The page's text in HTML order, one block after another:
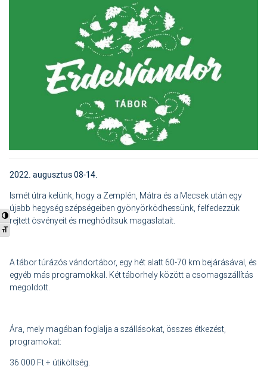
Nagy kontraszt váltása
Betűméret váltása
2022. augusztus 08-14.
Ismét útra kelünk, hogy a Zemplén, Mátra és a Mecsek után egy
újabb hegység szépségeiben gyönyörködhessünk, felfedezzük
rejtett ösvényeit és meghódítsuk magaslatait.
A tábor túrázós vándortábor, egy hét alatt 60-70 km bejárásával, és
egyéb más programokkal. Két táborhely között a csomagszállítás
megoldott.
Ára, mely magában foglalja a szállásokat, összes étkezést,
programokat:
36 000 Ft + útiköltség.